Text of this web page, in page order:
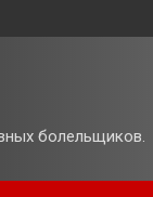
болельщиков.